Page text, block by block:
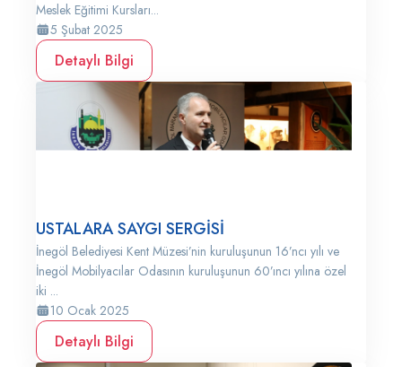
Meslek Eğitimi Kursları...
5 Şubat 2025
Detaylı Bilgi
USTALARA SAYGI SERGİSİ
İnegöl Belediyesi Kent Müzesi’nin kuruluşunun 16’ncı yılı ve
İnegöl Mobilyacılar Odasının kuruluşunun 60’ıncı yılına özel
iki ...
10 Ocak 2025
Detaylı Bilgi